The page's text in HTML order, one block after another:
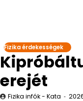
Fizika érdekességek
erejét
Fizika infók - Kata